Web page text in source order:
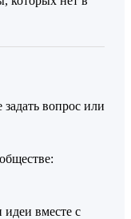
вопрос или
вместе с